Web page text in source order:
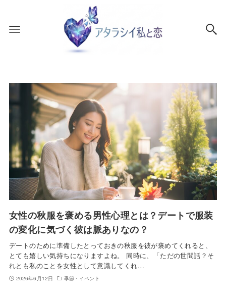
女性の秋服を褒める男性心理とは？デートで服装
の変化に気づく彼は脈ありなの？
デートのために準備したとっておきの秋服を彼が褒めてくれると、
とても嬉しい気持ちになりますよね。 同時に、「ただの世間話？そ
れとも私のことを女性として意識してくれ…
2026年6月12日 季節・イベント